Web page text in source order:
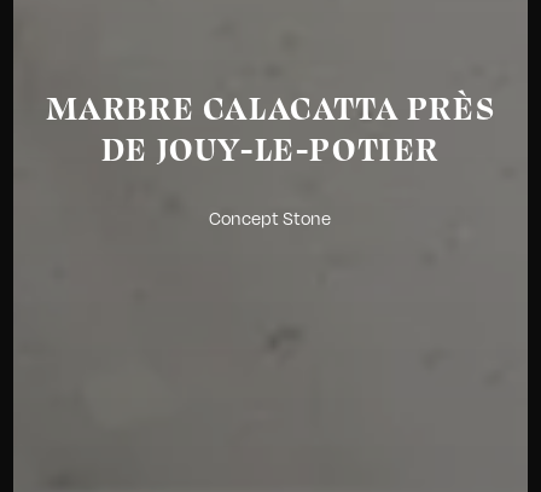
MARBRE CALACATTA PRÈS
DE JOUY-LE-POTIER
Concept Stone